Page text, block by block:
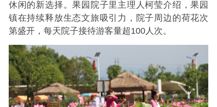
休闲的新选择。果园院子里主理人柯莹介绍，果园
镇在持续释放生态文旅吸引力，院子周边的荷花次
第盛开，每天院子接待游客量超100人次。